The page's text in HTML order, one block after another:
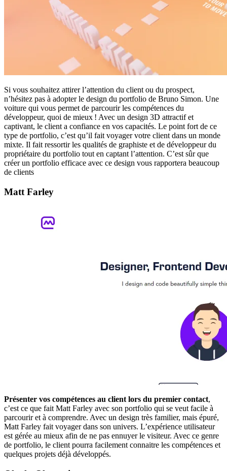
Si vous souhaitez attirer l’attention du client ou du prospect,
n’hésitez pas à adopter le design du portfolio de Bruno Simon. Une
voiture qui vous permet de parcourir les compétences du
développeur, quoi de mieux ! Avec un design 3D attractif et
captivant, le client a confiance en vos capacités. Le point fort de ce
type de portfolio, c’est qu’il fait voyager votre client dans un monde
mixte. Il fait ressortir les qualités de graphiste et de développeur du
propriétaire du portfolio tout en captant l’attention. C’est sûr que
créer un portfolio efficace avec ce design vous rapportera beaucoup
de clients
Matt Farley
Présenter vos compétences au client lors du premier contact,
c’est ce que fait Matt Farley avec son portfolio qui se veut facile à
parcourir et à comprendre. Avec un design très familier, mais épuré,
Matt Farley fait voyager dans son univers. L’expérience utilisateur
est gérée au mieux afin de ne pas ennuyer le visiteur. Avec ce genre
de portfolio, le client pourra facilement connaitre les compétences et
quelques projets déjà développés.